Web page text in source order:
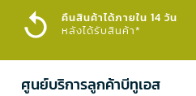
คืนสินค้าได้ภายใน 14 วัน
หลังได้รับสินค้า*
ศูนย์บริการลูกค้าบีทูเอส